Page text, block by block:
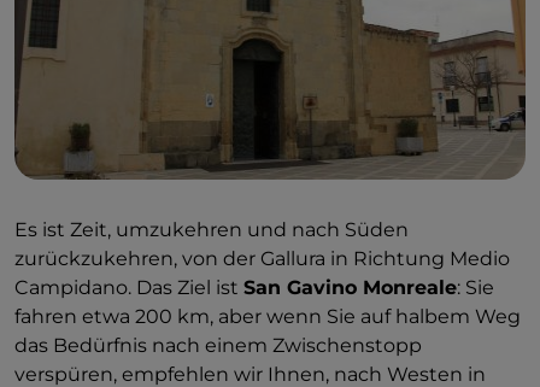
Es ist Zeit, umzukehren und nach Süden
zurückzukehren, von der Gallura in Richtung Medio
Campidano. Das Ziel ist San Gavino Monreale: Sie
fahren etwa 200 km, aber wenn Sie auf halbem Weg
das Bedürfnis nach einem Zwischenstopp
verspüren, empfehlen wir Ihnen, nach Westen in